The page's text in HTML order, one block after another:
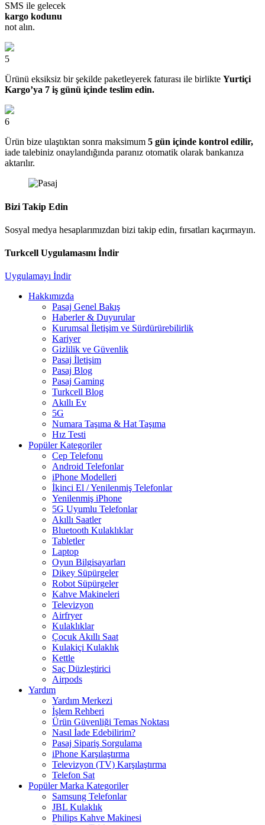
SMS ile gelecek
kargo kodunu
not alın.
5
Ürünü eksiksiz bir şekilde paketleyerek faturası ile birlikte Yurtiçi
Kargo’ya 7 iş günü içinde teslim edin.
6
Ürün bize ulaştıktan sonra maksimum 5 gün içinde kontrol edilir,
iade talebiniz onaylandığında paranız otomatik olarak bankanıza
aktarılır.
Bizi Takip Edin
Sosyal medya hesaplarımızdan bizi takip edin, fırsatları kaçırmayın.
Turkcell Uygulamasını İndir
Uygulamayı İndir
Hakkımızda
Pasaj Genel Bakış
Haberler & Duyurular
Kurumsal İletişim ve Sürdürürebilirlik
Kariyer
Gizlilik ve Güvenlik
Pasaj İletişim
Pasaj Blog
Pasaj Gaming
Turkcell Blog
Akıllı Ev
5G
Numara Taşıma & Hat Taşıma
Hız Testi
Popüler Kategoriler
Cep Telefonu
Android Telefonlar
iPhone Modelleri
İkinci El / Yenilenmiş Telefonlar
Yenilenmiş iPhone
5G Uyumlu Telefonlar
Akıllı Saatler
Bluetooth Kulaklıklar
Tabletler
Laptop
Oyun Bilgisayarları
Dikey Süpürgeler
Robot Süpürgeler
Kahve Makineleri
Televizyon
Airfryer
Kulaklıklar
Çocuk Akıllı Saat
Kulakiçi Kulaklık
Kettle
Saç Düzleştirici
Airpods
Yardım
Yardım Merkezi
İşlem Rehberi
Ürün Güvenliği Temas Noktası
Nasıl İade Edebilirim?
Pasaj Sipariş Sorgulama
iPhone Karşılaştırma
Televizyon (TV) Karşılaştırma
Telefon Sat
Popüler Marka Kategoriler
Samsung Telefonlar
JBL Kulaklık
Philips Kahve Makinesi